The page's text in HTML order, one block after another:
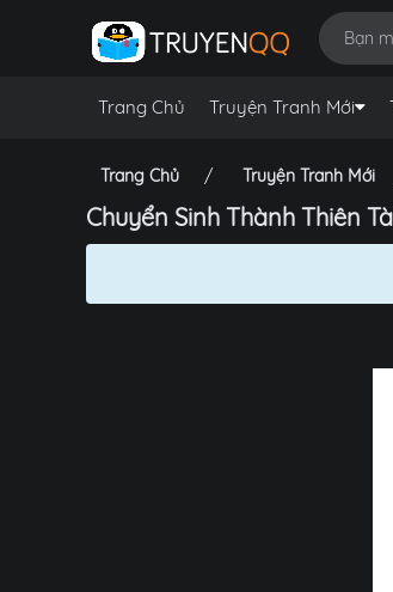
Trang Chủ Truyện Tranh Mới
Trang Chủ Truyện Tranh Mới
Chuyển Sinh Thành Thiên